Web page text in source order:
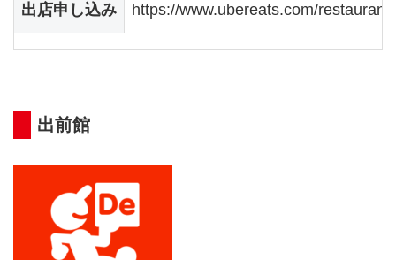
出店申し込み https://www.ubereats.com/
出前館